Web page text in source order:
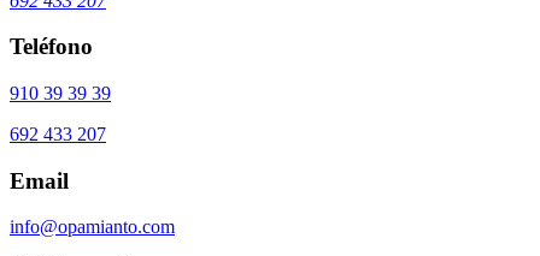
Teléfono
910 39 39 39
692 433 207
Email
info@opamianto.com